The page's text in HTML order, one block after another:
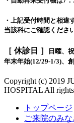
・上記受付時間と相違
当該科にご確認ください
［ 休診日 ］
日曜、
年末年始(12/29-1/3)、
Copyright (c) 2019
HOSPITAL All rights
トップページ
ご来院のみな